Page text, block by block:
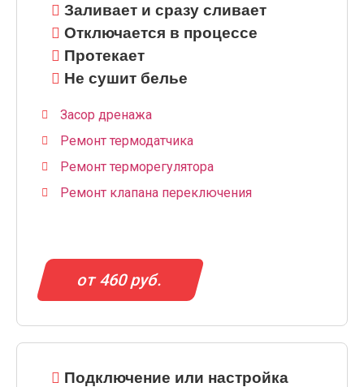
Заливает и сразу сливает
Отключается в процессе
Протекает
Не сушит белье
Засор дренажа
Ремонт термодатчика
Ремонт терморегулятора
Ремонт клапана переключения
от 460 руб.
Подключение или настройка